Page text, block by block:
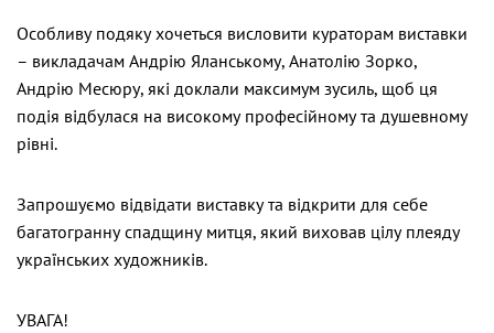
Особливу подяку хочеться висловити кураторам виставки
– викладачам Андрію Яланському, Анатолію Зорко,
Андрію Месюру, які доклали максимум зусиль, щоб ця
подія відбулася на високому професійному та душевному
рівні.
Запрошуємо відвідати виставку та відкрити для себе
багатогранну спадщину митця, який виховав цілу плеяду
українських художників.
УВАГА!